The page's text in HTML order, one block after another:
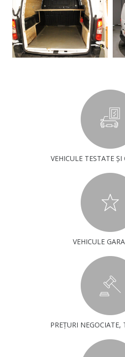
VEHICULE TESTATE
VEHICULE
PREȚURI NEGOCIATE,